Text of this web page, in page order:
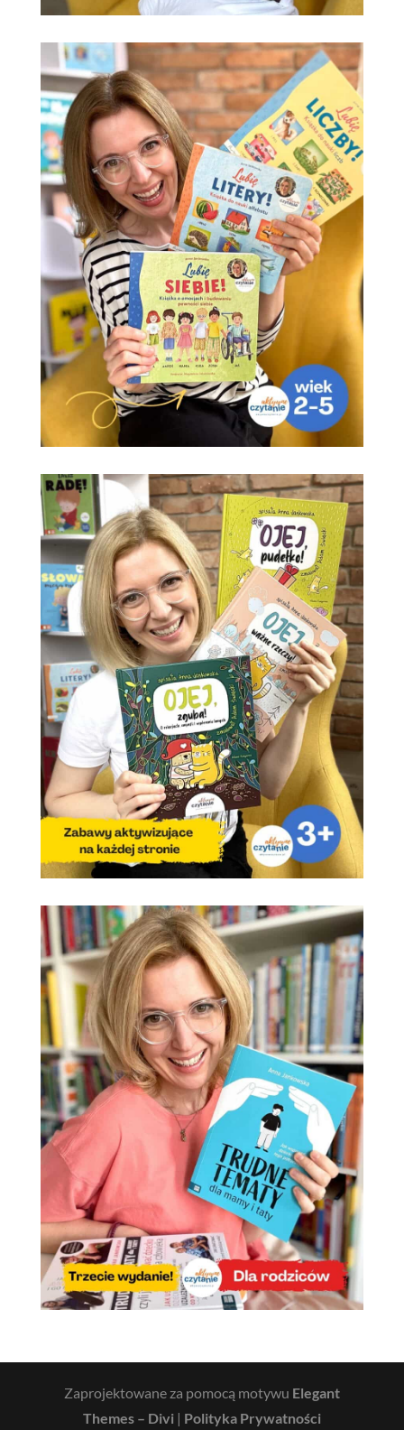
Zaprojektowane za pomocą motywu Elegant
Themes – Divi | Polityka Prywatności